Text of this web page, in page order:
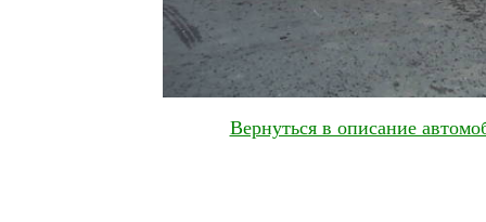
Вернуться в описание